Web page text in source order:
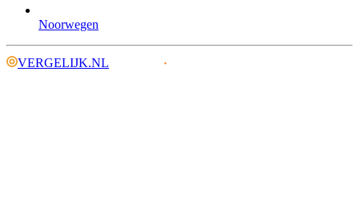
Noorwegen
VERGELIJK.NL